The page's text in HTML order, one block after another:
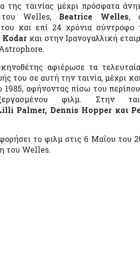
της ταινίας μέχρι πρόσφατα
Welles, Beatrice Welles,
του και επί 24 χρόνια σύντροφο
Kodar και στην Ιρανογαλλική
αφιέρωσε τα
του σε αυτή την ταινία, μέχρι
1985, αφήνοντας πίσω του
φιλμ. Στην
Palmer, Dennis Hopper και
το φιλμ στις 6 Μαΐου του
του Welles.